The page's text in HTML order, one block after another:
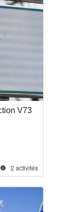
V73
 2 activités